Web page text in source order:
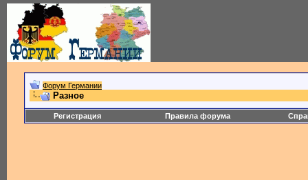
Форум Германии
Разное
Регистрация Правила форума